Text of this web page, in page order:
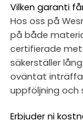
Vilken garanti
Hos oss på
på både
certifierade
säkerställer
oväntat inträffa
uppföljning och
Erbjuder ni